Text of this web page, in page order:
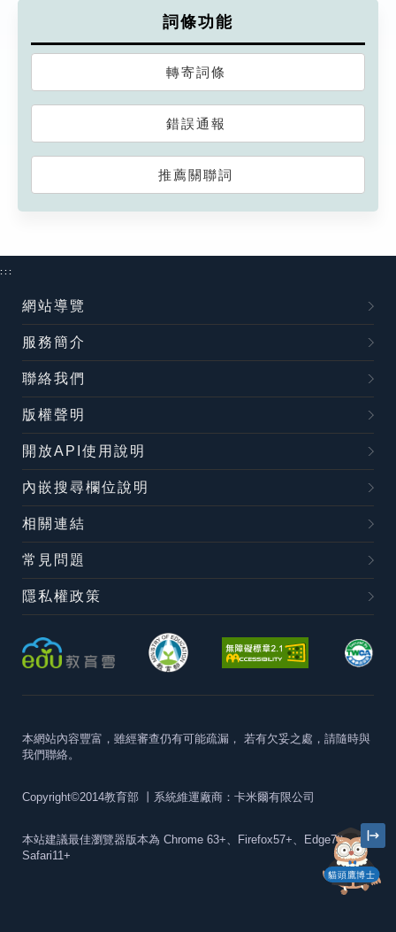
詞條功能
轉寄詞條
錯誤通報
推薦關聯詞
貓頭鷹博士
:::
網站導覽
服務簡介
聯絡我們
版權聲明
開放API使用說明
內嵌搜尋欄位說明
相關連結
常見問題
隱私權政策
本網站內容豐富，雖經審查仍有可能疏漏， 若有欠妥之處，請隨時與
我們聯絡。
Copyright©2014教育部 丨系統維運廠商：卡米爾有限公司
本站建議最佳瀏覽器版本為 Chrome 63+、Firefox57+、Edge79+及
Safari11+